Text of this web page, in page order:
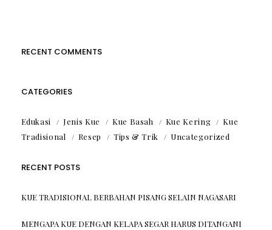
RECENT COMMENTS
CATEGORIES
Edukasi Jenis Kue Kue Basah Kue Kering
Kue
Tradisional
Resep Tips & Trik Uncategorized
RECENT POSTS
KUE TRADISIONAL BERBAHAN PISANG SELAIN NAGASARI
MENGAPA KUE DENGAN KELAPA SEGAR HARUS DITANGANI